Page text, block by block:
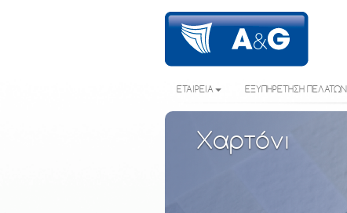
ΕΤΑΙΡΕΙΑ ΕΞΥΠΗΡΕΤΗΣΗ ΠΕΛΑΤΩΝ
Χαρτόνι